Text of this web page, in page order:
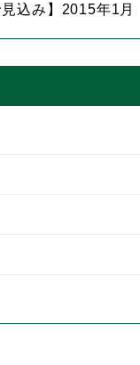
見込み】2015年1月